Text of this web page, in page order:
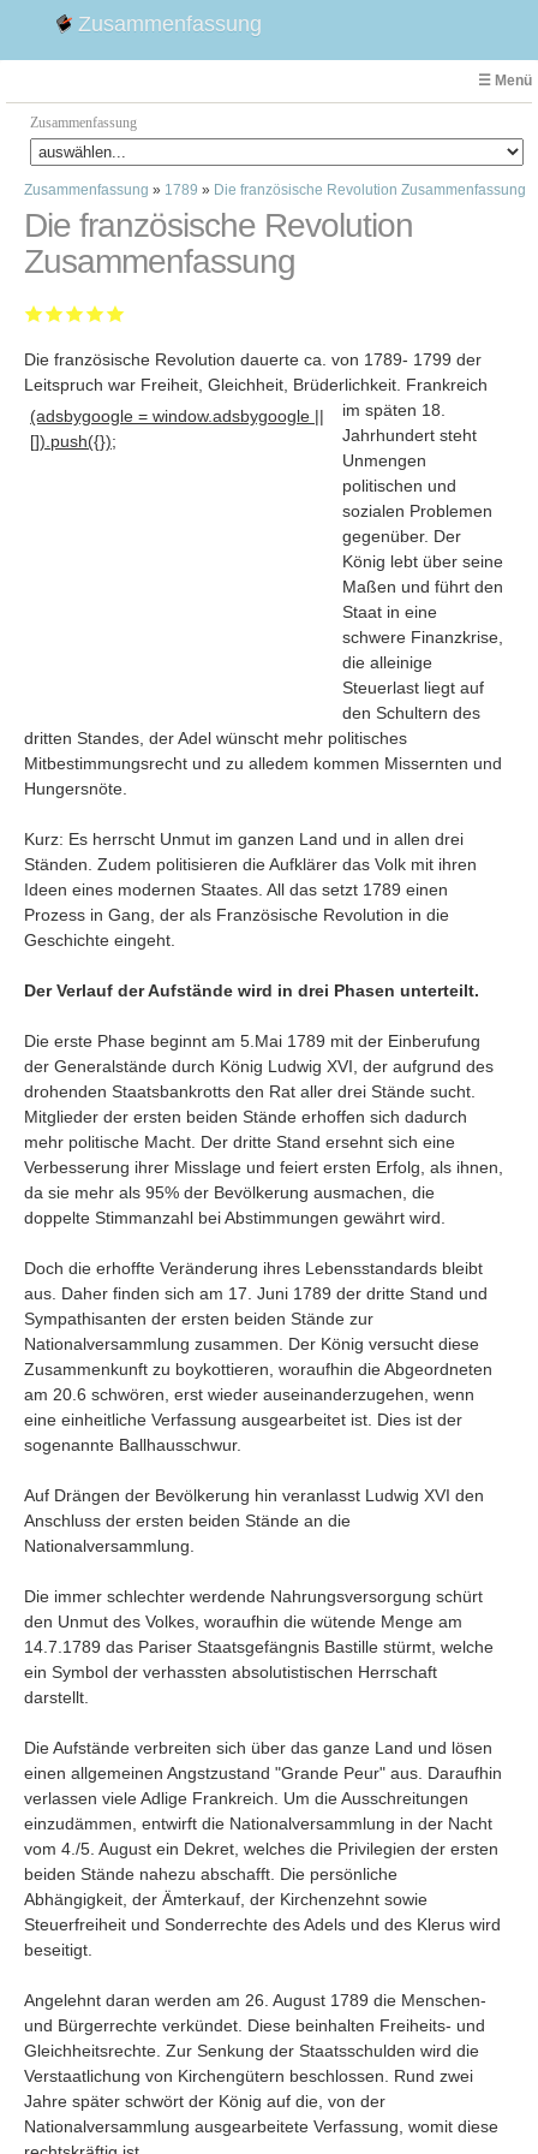
Zusammenfassung
☰ Menü
Zusammenfassung
Faust
Willhelm Tell
Effi Briest
1. Weltkrieg Zusammenfassung
2. Weltkrieg
Weimarer Republik
Die Räuber
Navigation
Foren
Kontaktieren
Umfragen
Letzte Beiträge
Aktive Forenbeiträge
Dies ist das Forum um neue Funktionen und Information zu Wünschen
Regeln (Bitte vor dem posten lesen)
Regeln (Bitte vor dem posten lesen)
Zusammenfassung » 1789 » Die französische Revolution Zusammenfassung
Die französische Revolution
Zusammenfassung
Die französische Revolution dauerte ca. von 1789- 1799 der
Leitspruch war Freiheit, Gleichheit, Brüderlichkeit. Frankreich
im späten 18
(adsbygoogle = window.adsbygoogle ||
[]).push({});
Jahrhundert steht
Unmengen
politischen und
sozialen Problemen
gegenüber. Der
König lebt über seine
Maßen und führt den
Staat in eine
schwere Finanzkrise,
die alleinige
Steuerlast liegt auf
den Schultern des
dritten Standes, der Adel wünscht mehr politisches
Mitbestimmungsrecht und zu alledem kommen Missernten und
Hungersnöte.
Kurz: Es herrscht Unmut im ganzen Land und in allen drei
Ständen. Zudem politisieren die Aufklärer das Volk mit ihren
Ideen eines modernen Staates. All das setzt 1789 einen
Prozess in Gang, der als Französische Revolution in die
Geschichte eingeht.
Der Verlauf der Aufstände wird in drei Phasen unterteilt.
Die erste Phase beginnt am 5.Mai 1789 mit der Einberufung
der Generalstände durch König Ludwig XVI, der aufgrund des
drohenden Staatsbankrotts den Rat aller drei Stände sucht.
Mitglieder der ersten beiden Stände erhoffen sich dadurch
mehr politische Macht. Der dritte Stand ersehnt sich eine
Verbesserung ihrer Misslage und feiert ersten Erfolg, als ihnen,
da sie mehr als 95% der Bevölkerung ausmachen, die
doppelte Stimmanzahl bei Abstimmungen gewährt wird.
Doch die erhoffte Veränderung ihres Lebensstandards bleibt
aus. Daher finden sich am 17. Juni 1789 der dritte Stand und
Sympathisanten der ersten beiden Stände zur
Nationalversammlung zusammen. Der König versucht diese
Zusammenkunft zu boykottieren, woraufhin die Abgeordneten
am 20.6 schwören, erst wieder auseinanderzugehen, wenn
eine einheitliche Verfassung ausgearbeitet ist. Dies ist der
sogenannte Ballhausschwur.
Auf Drängen der Bevölkerung hin veranlasst Ludwig XVI den
Anschluss der ersten beiden Stände an die
Nationalversammlung.
Die immer schlechter werdende Nahrungsversorgung schürt
den Unmut des Volkes, woraufhin die wütende Menge am
14.7.1789 das Pariser Staatsgefängnis Bastille stürmt, welche
ein Symbol der verhassten absolutistischen Herrschaft
darstellt.
Die Aufstände verbreiten sich über das ganze Land und lösen
einen allgemeinen Angstzustand "Grande Peur" aus. Daraufhin
verlassen viele Adlige Frankreich. Um die Ausschreitungen
einzudämmen, entwirft die Nationalversammlung in der Nacht
vom 4./5. August ein Dekret, welches die Privilegien der ersten
beiden Stände nahezu abschafft. Die persönliche
Abhängigkeit, der Ämterkauf, der Kirchenzehnt sowie
Steuerfreiheit und Sonderrechte des Adels und des Klerus wird
beseitigt.
Angelehnt daran werden am 26. August 1789 die Menschen-
und Bürgerrechte verkündet. Diese beinhalten Freiheits- und
Gleichheitsrechte. Zur Senkung der Staatsschulden wird die
Verstaatlichung von Kirchengütern beschlossen. Rund zwei
Jahre später schwört der König auf die, von der
Nationalversammlung ausgearbeitete Verfassung, womit diese